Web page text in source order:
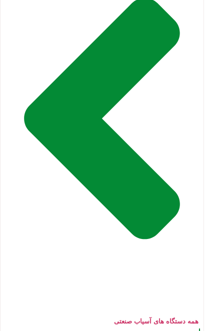
همه دستگاه های آسیاب صنعتی